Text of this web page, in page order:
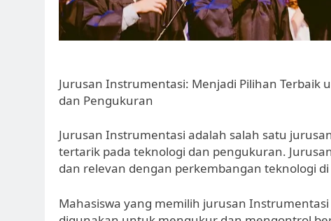
Jurusan Instrumentasi: Menjadi Pilihan Terbaik
dan Pengukuran
Jurusan Instrumentasi adalah salah satu
tertarik pada teknologi dan pengukuran.
dan relevan dengan perkembangan teknologi
Mahasiswa yang memilih jurusan